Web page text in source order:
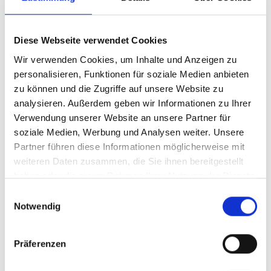
Diese Webseite verwendet Cookies
Wir verwenden Cookies, um Inhalte und Anzeigen zu
personalisieren, Funktionen für soziale Medien anbieten
zu können und die Zugriffe auf unsere Website zu
analysieren. Außerdem geben wir Informationen zu Ihrer
Verwendung unserer Website an unsere Partner für
soziale Medien, Werbung und Analysen weiter. Unsere
Partner führen diese Informationen möglicherweise mit
weiteren Daten zusammen, die Sie ihnen bereitgestellt
haben oder die sie im Rahmen Ihrer Nutzung der Dienste
Notwendig
Präferenzen
Anonymaus Rheinland-Pfalz
vor 6 Monaten
Anonymaus Hessen
vor 6 Monaten
Anonymaus Bayern 5.000 €
vor 6 Monaten
Anonymaus Rheinland-Pfalz 10.000 €